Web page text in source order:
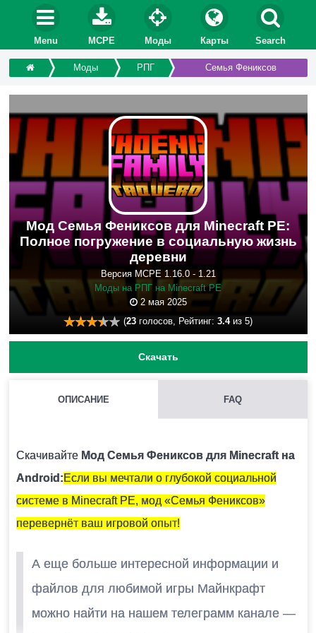
Menu MCPE Моды Карты Search
Моды РПГ Семья Фениксов
Мод Семья Фениксов для Minecraft PE:
Полное погружение в социальную жизнь
деревни
Версия MCPE 1.16.0 - 1.21
Моды на РПГ на Minecraft PE
2 мая 2025
(23 голосов, Рейтинг: 3.4из 5)
Скачать
ОПИСАНИЕ FAQ
Скачивайте Мод Семья Фениксов для Minecraft на
Android: Если вы мечтали о глубокой социальной
системе в Minecraft PE, мод «Семья Фениксов»
перевернёт ваш игровой опыт!
А еще больше интересной информации и
файлов для любимой игры Майнкрафт
можно найти на нашем телеграмм канале —
Для этого нужно скачать файл мода и запустить его.
Модификация установится автоматически.
МНОГОПОЛЬЗОВАТЕЛЬСКОЙ ИГРЕ?
Да, для этого достаточно просто быть владельцем
карты и установить на неё эту модификацию.